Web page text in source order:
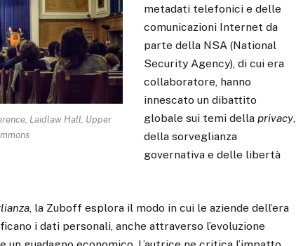
Laidlaw Hall, Upper
metadati telefonici e delle
comunicazioni Internet da
parte della NSA (National
Security Agency), di cui era
collaboratore, hanno
innescato un dibattito
globale sui temi dellaprivacy,
della sorveglianza
governativa e delle libertà
, la Zuboff esplora il modo in cui le aziende dell’era
i dati personali, anche attraverso l’evoluzione